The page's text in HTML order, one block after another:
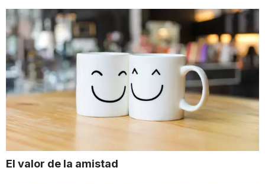
El valor de la amistad